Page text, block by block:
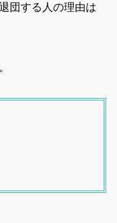
団する人の理由は